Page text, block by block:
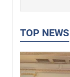
TOP NEWS